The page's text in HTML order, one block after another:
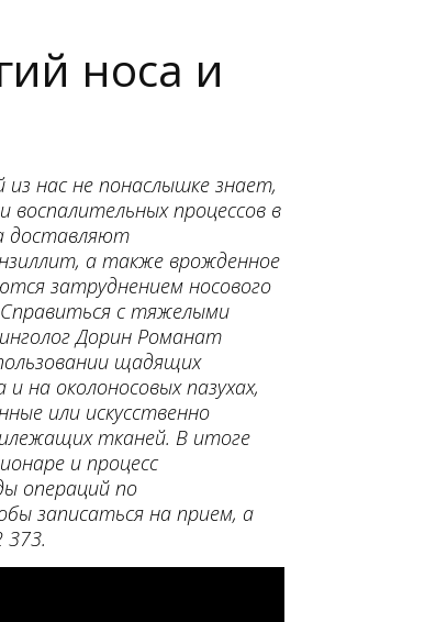
носа и
нас не понаслышке знает,
процессов в
доставляют
а также врожденное
затруднением носового
с тяжелыми
Дорин Романат
щадящих
на околоносовых пазухах,
или искусственно
тканей. В итоге
и процесс
операций по
записаться на прием, а
373.